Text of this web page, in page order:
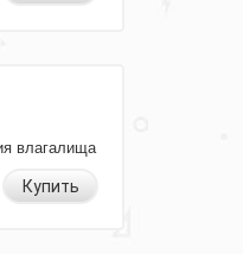
влагалища
Купить